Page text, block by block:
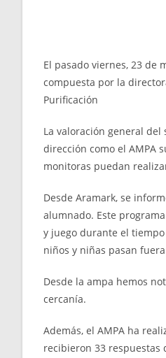
El pasado viernes, 23 de
compuesta por la
Purificación
La valoración general
dirección como el AMPA
monitoras puedan
Desde Aramark, se
alumnado. Este
y juego durante el
niños y niñas pasan
Desde la ampa hemos
cercanía.
Además, el AMPA ha
recibieron 33 respuestas